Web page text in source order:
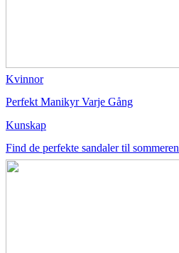
Kvinnor
Perfekt Manikyr Varje Gång
Kunskap
Find de perfekte sandaler til sommeren